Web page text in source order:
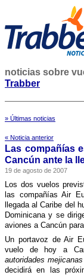
noticias sobre
Trabber
» Últimas noticias
« Noticia anterior
Las compañí­as
Cancún ante la
19 de agosto de 2007
Los dos vuelos
las compañí­as Air
llegada al Caribe del
Dominicana y se
aviones a Cancún
Un portavoz de Air
vuelo de hoy a
autoridades
decidirá en las